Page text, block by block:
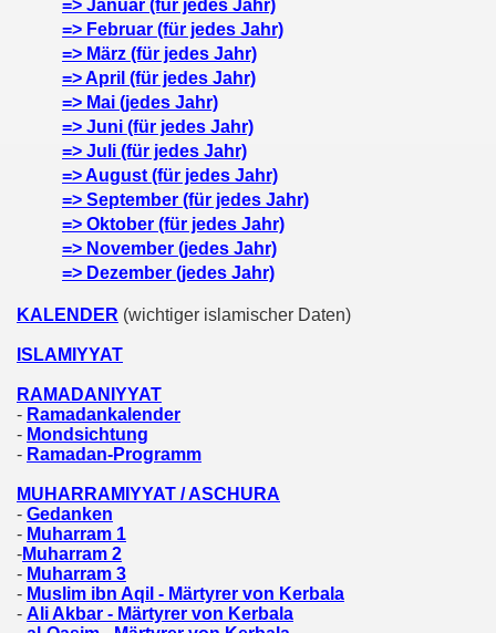
=> Januar (für jedes Jahr)
=> Februar (für jedes Jahr)
=> März (für jedes Jahr)
=> April (für jedes Jahr)
=> Mai (jedes Jahr)
=> Juni (für jedes Jahr)
=> Juli (für jedes Jahr)
=> August (für jedes Jahr)
=> September (für jedes Jahr)
=> Oktober (für jedes Jahr)
=> November (jedes Jahr)
=> Dezember (jedes Jahr)
KALENDER (wichtiger islamischer Daten)
ISLAMIYYAT
RAMADANIYYAT
- Ramadankalender
- Mondsichtung
- Ramadan-Programm
MUHARRAMIYYAT / ASCHURA
- Gedanken
- Muharram 1
-Muharram 2
- Muharram 3
- Muslim ibn Aqil - Märtyrer von Kerbala
- Ali Akbar - Märtyrer von Kerbala